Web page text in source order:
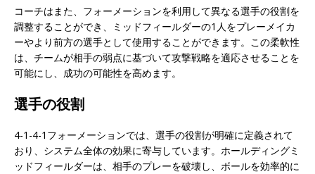
コーチはまた、フォーメーションを利用して異なる選手の役割を
調整することができ、ミッドフィールダーの1人をプレーメイカ
ーやより前方の選手として使用することができます。この柔軟性
は、チームが相手の弱点に基づいて攻撃戦略を適応させることを
可能にし、成功の可能性を高めます。
選手の役割
4-1-4-1フォーメーションでは、選手の役割が明確に定義されて
おり、システム全体の効果に寄与しています。ホールディングミ
ッドフィールダーは、相手のプレーを破壊し、ボールを効率的に